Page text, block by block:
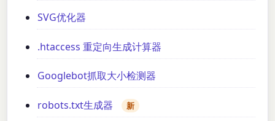
SVG优化器
.htaccess 重定向生成计算器
Googlebot抓取大小检测器
robots.txt生成器 新